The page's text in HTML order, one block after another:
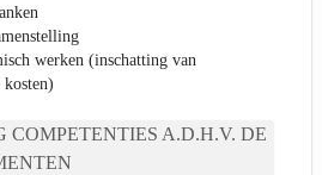
werken (inschatting van
COMPETENTIES A.D.H.V. DE